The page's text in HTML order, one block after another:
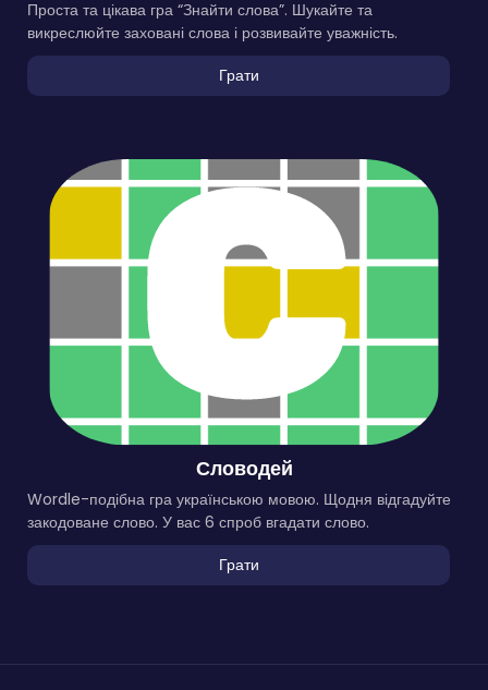
Проста та цікава гра “Знайти слова”. Шукайте та
викреслюйте заховані слова і розвивайте уважність.
Грати
Словодей
Wordle-подібна гра українською мовою. Щодня відгадуйте
закодоване слово. У вас 6 спроб вгадати слово.
Грати